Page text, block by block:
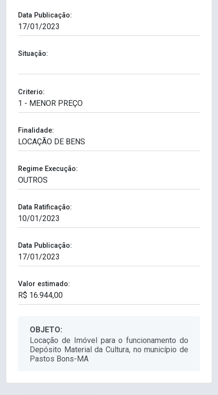
Data Publicação:
Situação:
Criterio:
Finalidade:
Regime Execução:
Data Ratificação:
Data Publicação:
Valor estimado:
OBJETO:
Locação de Imóvel para o funcionamento do
Depósito Material da Cultura, no município de
Pastos Bons-MA